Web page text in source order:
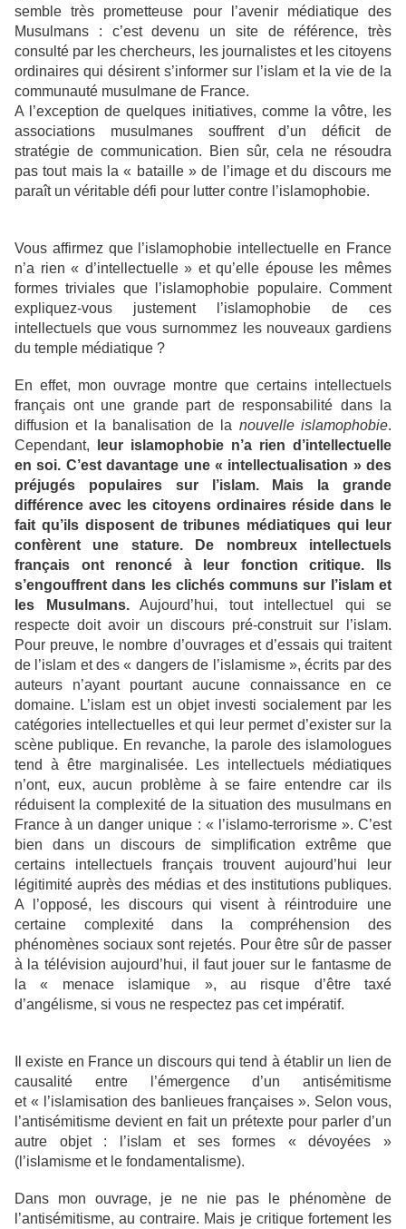
semble très prometteuse pour l’avenir médiatique des
Musulmans : c’est devenu un site de référence, très
consulté par les chercheurs, les journalistes et les citoyens
ordinaires qui désirent s’informer sur l’islam et la vie de la
communauté musulmane de France.
A l’exception de quelques initiatives, comme la vôtre, les
associations musulmanes souffrent d’un déficit de
stratégie de communication. Bien sûr, cela ne résoudra
pas tout mais la « bataille » de l’image et du discours me
paraît un véritable défi pour lutter contre l’islamophobie.
Vous affirmez que l’islamophobie intellectuelle en France
n’a rien « d’intellectuelle » et qu’elle épouse les mêmes
formes triviales que l’islamophobie populaire. Comment
expliquez-vous justement l’islamophobie de ces
intellectuels que vous surnommez les nouveaux gardiens
du temple médiatique ?
En effet, mon ouvrage montre que certains intellectuels
français ont une grande part de responsabilité dans la
diffusion et la banalisation de la nouvelle islamophobie.
Cependant,
leur islamophobie n’a rien d’intellectuelle
en soi. C’est davantage une « intellectualisation » des
préjugés populaires sur l’islam. Mais la grande
différence avec les citoyens ordinaires réside dans le
fait qu’ils disposent de tribunes médiatiques qui leur
confèrent une stature. De nombreux intellectuels
français ont renoncé à leur fonction critique. Ils
s’engouffrent dans les clichés communs sur l’islam et
les Musulmans.Aujourd’hui, tout intellectuel qui se
respecte doit avoir un discours pré-construit sur l’islam.
Pour preuve, le nombre d’ouvrages et d’essais qui traitent
de l’islam et des « dangers de l’islamisme », écrits par des
auteurs n’ayant pourtant aucune connaissance en ce
domaine. L’islam est un objet investi socialement par les
catégories intellectuelles et qui leur permet d’exister sur la
scène publique. En revanche, la parole des islamologues
tend à être marginalisée. Les intellectuels médiatiques
n’ont, eux, aucun problème à se faire entendre car ils
réduisent la complexité de la situation des musulmans en
France à un danger unique : « l’islamo-terrorisme ». C’est
bien dans un discours de simplification extrême que
certains intellectuels français trouvent aujourd’hui leur
légitimité auprès des médias et des institutions publiques.
A l’opposé, les discours qui visent à réintroduire une
certaine complexité dans la compréhension des
phénomènes sociaux sont rejetés. Pour être sûr de passer
à la télévision aujourd’hui, il faut jouer sur le fantasme de
la « menace islamique », au risque d’être taxé
d’angélisme, si vous ne respectez pas cet impératif.
Il existe en France un discours qui tend à établir un lien de
causalité entre l’émergence d’un antisémitisme
et « l’islamisation des banlieues françaises ». Selon vous,
l’antisémitisme devient en fait un prétexte pour parler d’un
autre objet : l’islam et ses formes « dévoyées »
(l’islamisme et le fondamentalisme).
Dans mon ouvrage, je ne nie pas le phénomène de
l’antisémitisme, au contraire. Mais je critique fortement les